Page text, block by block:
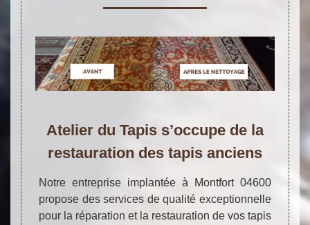
Atelier du Tapis s’occupe de la
restauration des tapis anciens
Notre entreprise implantée à Montfort 04600
propose des services de qualité exceptionnelle
pour la réparation et la restauration de vos tapis